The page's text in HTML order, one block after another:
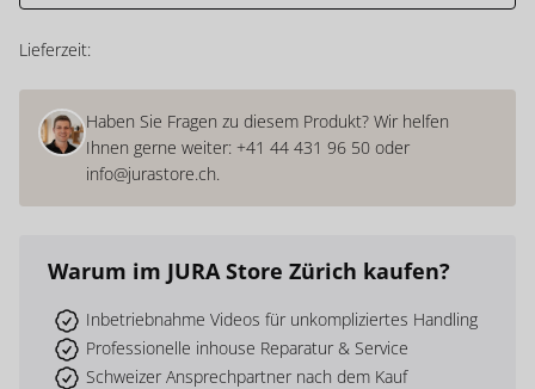
Lieferzeit:
Haben Sie Fragen zu diesem Produkt? Wir helfen
Ihnen gerne weiter: +41 44 431 96 50 oder
info@jurastore.ch.
Warum im JURA Store Zürich kaufen?
Inbetriebnahme Videos für unkompliziertes Handling
Professionelle inhouse Reparatur & Service
Schweizer Ansprechpartner nach dem Kauf